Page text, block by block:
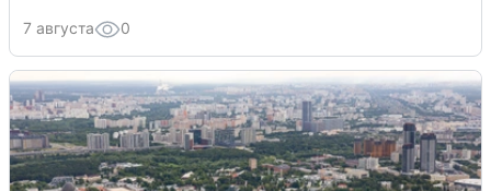
7 августа 0